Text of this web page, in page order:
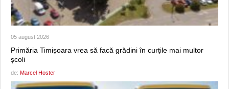
05 august 2026
Primăria Timișoara vrea să facă grădini în curțile mai multor
școli
de: Marcel Hoster